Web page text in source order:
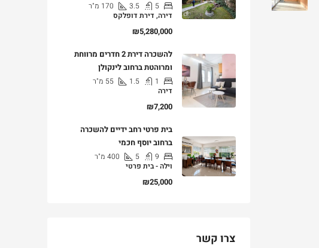
5
3.5
170 מ"ר
דירה, דירת דופלקס
₪5,280,000
להשכרה דירת 2 חדרים מרווחת
ומרוהטת ברחוב לינקולן
1
1.5
55 מ"ר
דירה
₪7,200
בית פרטי רחב ידיים להשכרה
ברחוב יוסף חכמי
9
5
400 מ"ר
וילה - בית פרטי
₪25,000
צרו קשר